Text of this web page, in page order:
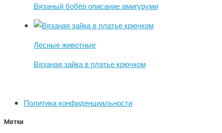
Вязаный бобёр описание амигуруми
Лесные животные
Вязаная зайка в платье крючком
Политика конфиденциальности
Метки